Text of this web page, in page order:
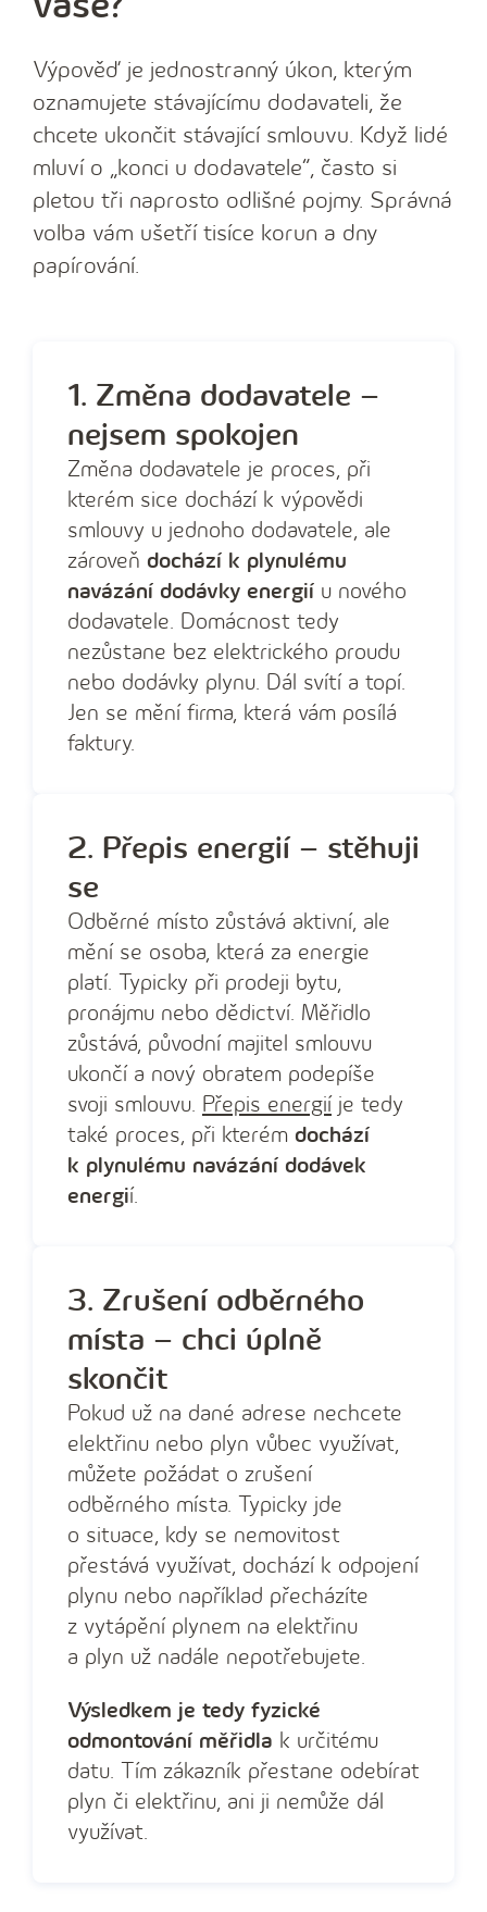
Výpověď je jednostranný úkon, kterým
oznamujete stávajícímu dodavateli, že
chcete ukončit stávající smlouvu. Když lidé
mluví o „konci u dodavatele“, často si
pletou tři naprosto odlišné pojmy. Správná
volba vám ušetří tisíce korun a dny
papírování.
1. Změna dodavatele –
nejsem spokojen
Změna dodavatele je proces, při
kterém sice dochází k výpovědi
smlouvy u jednoho dodavatele, ale
zároveň dochází k plynulému
navázání dodávky energií u nového
dodavatele. Domácnost tedy
nezůstane bez elektrického proudu
nebo dodávky plynu. Dál svítí a topí.
Jen se mění firma, která vám posílá
faktury.
2. Přepis energií – stěhuji
se
Odběrné místo zůstává aktivní, ale
mění se osoba, která za energie
platí. Typicky při prodeji bytu,
pronájmu nebo dědictví. Měřidlo
zůstává, původní majitel smlouvu
ukončí a nový obratem podepíše
svoji smlouvu. Přepis energiíje tedy
také proces, při kterém dochází
k plynulému navázání dodávek
energií.
3. Zrušení odběrného
místa – chci úplně
skončit
Pokud už na dané adrese nechcete
elektřinu nebo plyn vůbec využívat,
můžete požádat o zrušení
odběrného místa. Typicky jde
o situace, kdy se nemovitost
přestává využívat, dochází k odpojení
plynu nebo například přecházíte
z vytápění plynem na elektřinu
a plyn už nadále nepotřebujete.
Výsledkem je tedy fyzické
odmontování měřidla k určitému
datu. Tím zákazník přestane odebírat
plyn či elektřinu, ani ji nemůže dál
využívat.